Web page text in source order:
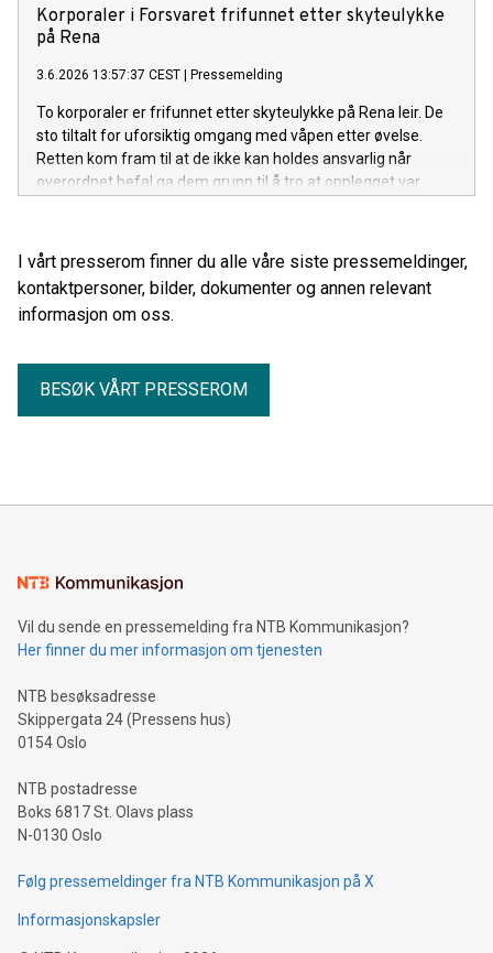
Rønning i Elden Advokatfirma.
Korporaler i Forsvaret frifunnet etter skyteulykke
på Rena
3.6.2026 13:57:37 CEST Pressemelding
To korporaler er frifunnet etter skyteulykke på Rena leir. De
sto tiltalt for uforsiktig omgang med våpen etter øvelse.
Retten kom fram til at de ikke kan holdes ansvarlig når
overordnet befal ga dem grunn til å tro at opplegget var
I vårt presserom finner du alle våre siste pressemeldinger,
kontaktpersoner, bilder, dokumenter og annen relevant
informasjon om oss.
BESØK VÅRT PRESSEROM
Vil du sende en pressemelding fra NTB Kommunikasjon?
Her finner du mer informasjon om tjenesten
NTB besøksadresse
Skippergata 24 (Pressens hus)
0154 Oslo
NTB postadresse
Boks 6817 St. Olavs plass
N-0130 Oslo
Følg pressemeldinger fra NTB Kommunikasjon på X
Informasjonskapsler